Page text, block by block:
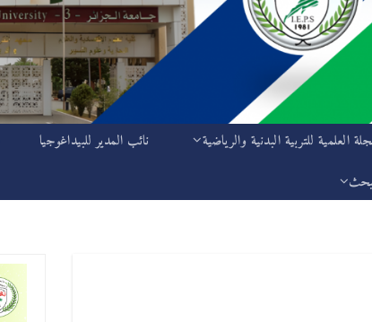
العلمية للتربية البدنية والرياضية نائب المدير للبيداغوجيا